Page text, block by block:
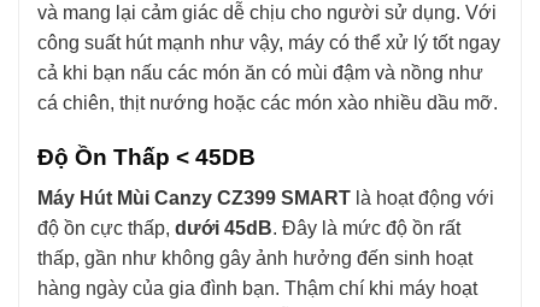
và mang lại cảm giác dễ chịu cho người sử dụng. Với
công suất hút mạnh như vậy, máy có thể xử lý tốt ngay
cả khi bạn nấu các món ăn có mùi đậm và nồng như
cá chiên, thịt nướng hoặc các món xào nhiều dầu mỡ.
Độ Ồn Thấp < 45DB
Máy Hút Mùi Canzy CZ399 SMART là hoạt động với
độ ồn cực thấp, dưới 45dB. Đây là mức độ ồn rất
thấp, gần như không gây ảnh hưởng đến sinh hoạt
hàng ngày của gia đình bạn. Thậm chí khi máy hoạt